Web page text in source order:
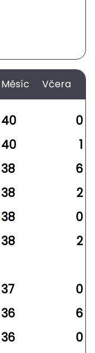
Měsíc Včera
40
0
40
1
38
6
38
2
38
0
38 2
37
0
36
6
36
0